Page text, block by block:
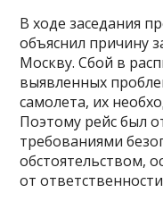
В ходе заседания
объяснил причину
Москву. Сбой в
выявленных
самолета, их
Поэтому рейс был
требованиями
обстоятельством,
от